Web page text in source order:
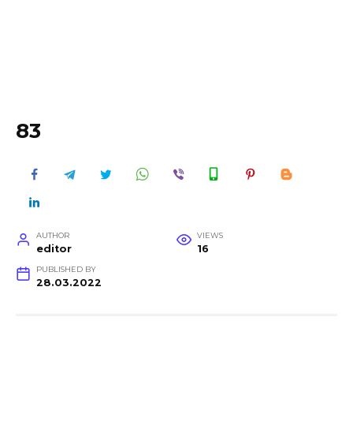
83
AUTHOR
editor
VIEWS
16
PUBLISHED BY
28.03.2022